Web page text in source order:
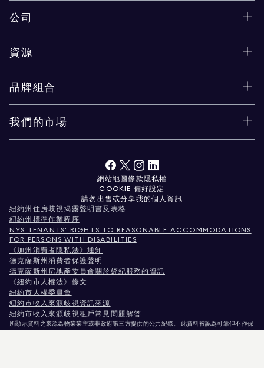
公司
資源
品牌組合
我們的市場
網站地圖條款 隱私權
COOKIE 偏好設定
請勿出售或分享我的個人資訊
紐約州住房歧視揭露聲明書及表格
紐約州標準作業程序
NYS TENANTS' RIGHTS TO REASONABLE ACCOMMODATIONS
FOR PERSONS WITH DISABILITIES
《加州消費者隱私法》通知
德克薩斯州消費者保護聲明
德克薩斯州房地產委員會關於經紀服務的資訊
《紐約市人權法》條文
紐約市人權委員會
紐約市收入來源歧視資訊來源
紐約市收入來源歧視租戶常見問題解答
所顯示資料之來源為物業業主或非政府第三方提供的公共紀錄。 此資料被認為可靠但不作保